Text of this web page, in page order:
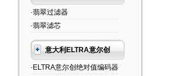
·翡翠过滤器
·翡翠滤芯
意大利ELTRA意尔创
·ELTRA意尔创绝对值编码器